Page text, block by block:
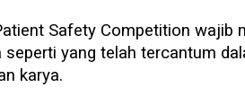
Safety Competition wajib
yang telah tercantum
karya.